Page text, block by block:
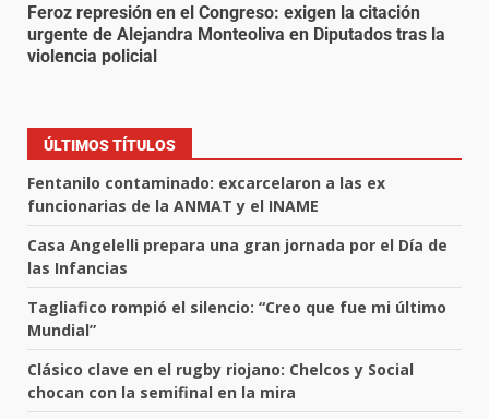
Feroz represión en el Congreso: exigen la citación
urgente de Alejandra Monteoliva en Diputados tras la
violencia policial
ÚLTIMOS TÍTULOS
Fentanilo contaminado: excarcelaron a las ex
funcionarias de la ANMAT y el INAME
Casa Angelelli prepara una gran jornada por el Día de
las Infancias
Tagliafico rompió el silencio: “Creo que fue mi último
Mundial”
Clásico clave en el rugby riojano: Chelcos y Social
chocan con la semifinal en la mira